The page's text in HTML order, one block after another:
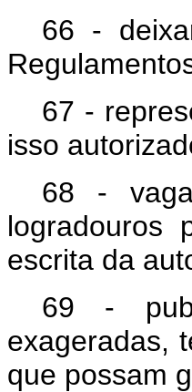
66 -
67 -
isso
68 -
logradouros
escrita da
69 -
exageradas,
que possam